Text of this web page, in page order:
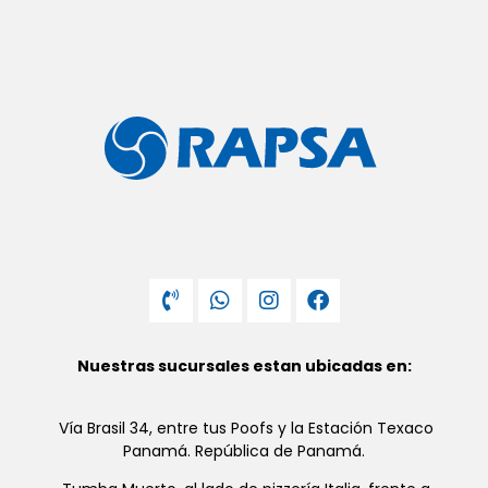
Nuestras sucursales estan ubicadas en:
Vía Brasil 34, entre tus Poofs y la Estación Texaco
Panamá. República de Panamá.